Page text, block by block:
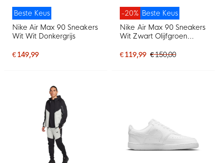
Beste Keus
Nike Air Max 90 Sneakers
Wit Wit Donkergrijs
€ 149,99
Beste Keus
-20%
Nike Air Max 90 Sneakers
Wit Zwart Olijfgroen
€ 119,99 € 150,00